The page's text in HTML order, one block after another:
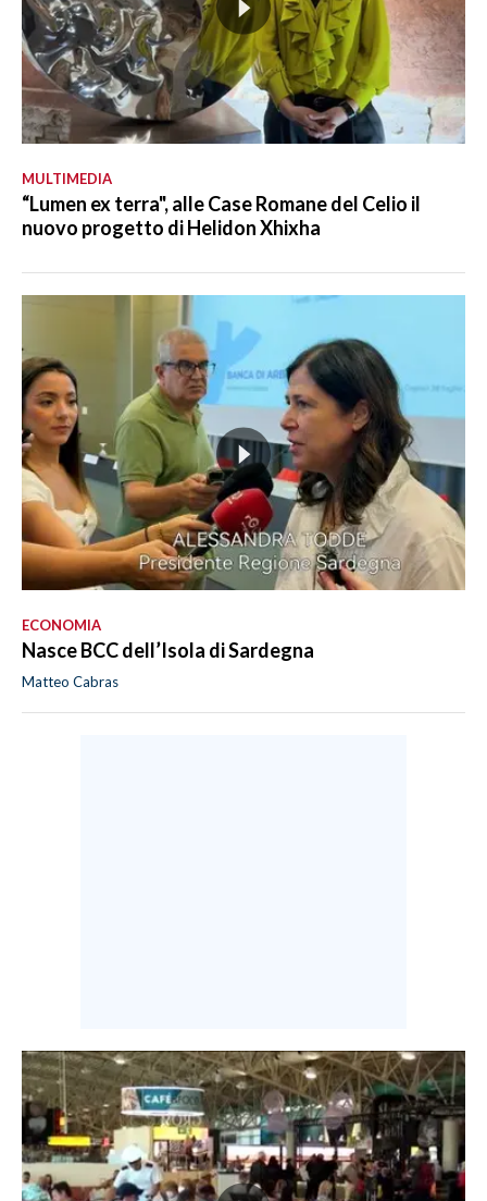
MULTIMEDIA
“Lumen ex terra", alle Case Romane del Celio il
nuovo progetto di Helidon Xhixha
ECONOMIA
Nasce BCC dell’Isola di Sardegna
Matteo Cabras